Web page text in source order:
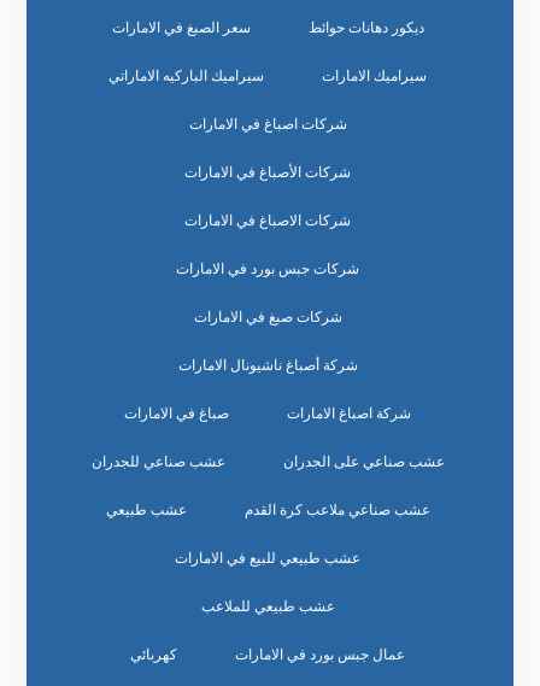
ديكور دهانات حوائط سعر الصبغ في الامارات
سيراميك الامارات سيراميك الباركيه الاماراتي
شركات اصباغ في الامارات
شركات الأصباغ في الامارات
شركات الاصباغ في الامارات
شركات جبس بورد في الامارات
شركات صبغ في الامارات
شركة أصباغ ناشيونال الامارات
شركة اصباغ الامارات صباغ في الامارات
عشب صناعي على الجدران عشب صناعي للجدران
عشب صناعي ملاعب كرة القدم عشب طبيعي
عشب طبيعي للبيع في الامارات
عشب طبيعي للملاعب
عمال جبس بورد في الامارات كهربائي